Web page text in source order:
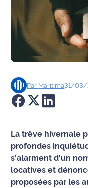
Agenda
Faits
divers
Sports
Société
Économie
Éducation
Par Maritima31/03/
La trêve hivernale
profondes
s'alarment d'un
locatives et
proposées par les